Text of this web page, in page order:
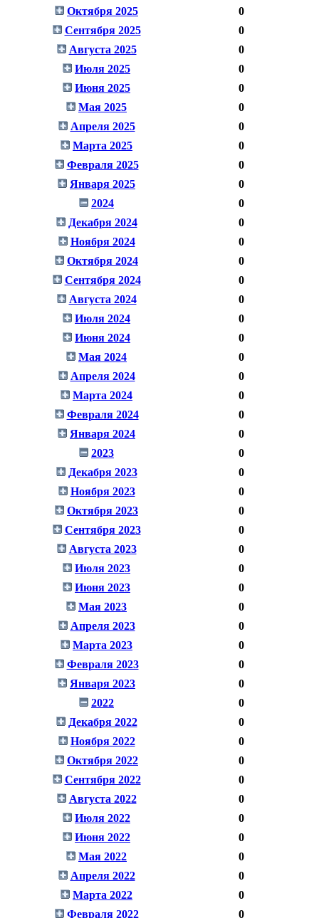
Октября 2025
0
Сентября 2025
0
Августа 2025
0
Июля 2025
0
Июня 2025
0
Мая 2025
0
Апреля 2025
0
Марта 2025
0
Февраля 2025
0
Января 2025
0
2024
0
Декабря 2024
0
Ноября 2024
0
Октября 2024
0
Сентября 2024
0
Августа 2024
0
Июля 2024
0
Июня 2024
0
Мая 2024
0
Апреля 2024
0
Марта 2024
0
Февраля 2024
0
Января 2024
0
2023
0
Декабря 2023
0
Ноября 2023
0
Октября 2023
0
Сентября 2023
0
Августа 2023
0
Июля 2023
0
Июня 2023
0
Мая 2023
0
Апреля 2023
0
Марта 2023
0
Февраля 2023
0
Января 2023
0
2022
0
Декабря 2022
0
Ноября 2022
0
Октября 2022
0
Сентября 2022
0
Августа 2022
0
Июля 2022
0
Июня 2022
0
Мая 2022
0
Апреля 2022
0
Марта 2022
0
Февраля 2022
0